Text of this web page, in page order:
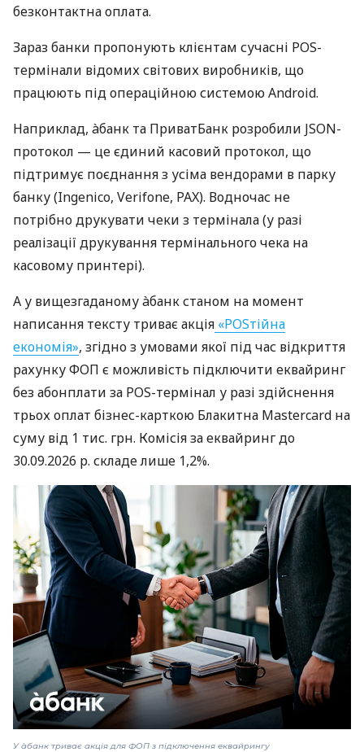
безконтактна оплата.
Зараз банки пропонують клієнтам сучасні POS-
термінали відомих світових виробників, що
працюють під операційною системою Android.
Наприклад, àбанк та ПриватБанк розробили JSON-
протокол — це єдиний касовий протокол, що
підтримує поєднання з усіма вендорами в парку
банку (Ingenico, Verifone, PAX). Водночас не
потрібно друкувати чеки з термінала (у разі
реалізації друкування термінального чека на
касовому принтері).
А у вищезгаданому àбанк станом на момент
написання тексту триває акція «POSтійна
економія», згідно з умовами якої під час відкриття
рахунку ФОП є можливість підключити еквайринг
без абонплати за POS-термінал у разі здійснення
трьох оплат бізнес-карткою Блакитна Mastercard на
суму від 1 тис. грн. Комісія за еквайринг до
30.09.2026 р. складе лише 1,2%.
У àбанк триває акція для ФОП з підключення еквайрингу